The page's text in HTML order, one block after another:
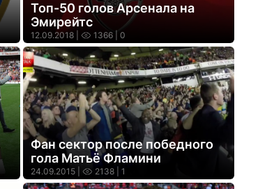
Топ-50 голов Арсенала на
Эмирейтс
12.09.2018 | 1366 | 0
Фан сектор после победного
гола Матьё Фламини
24.09.2015 | 2138 | 1